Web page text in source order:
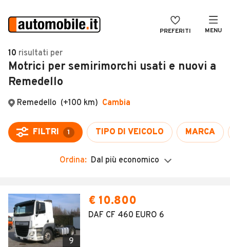
PREFERITI MENU
Auto
Auto usate
Auto Km 0
Auto Nuove
Moto
Camper
Veicoli Commerciali
VENDI
MAGAZINE
ACCEDI
10 risultati per
Motrici per semirimorchi usati e nuovi a
Remedello
Remedello (+100 km) Cambia
FILTRI 1 TIPO DI VEICOLO MARCA
Ordina: Dal più economico
9
€ 10.800
DAF CF 460 EURO 6